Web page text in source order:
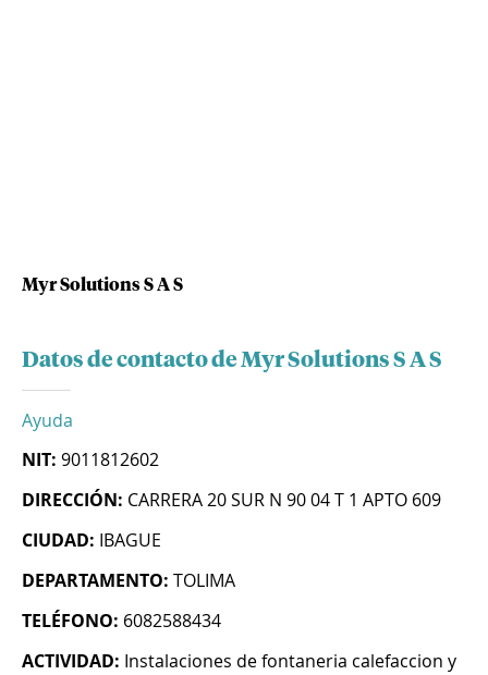
Myr Solutions S A S
Datos de contacto de Myr Solutions S A S
Ayuda
NIT: 9011812602
DIRECCIÓN: CARRERA 20 SUR N 90 04 T 1 APTO 609
CIUDAD: IBAGUE
DEPARTAMENTO: TOLIMA
TELÉFONO: 6082588434
ACTIVIDAD: Instalaciones de fontaneria calefaccion y